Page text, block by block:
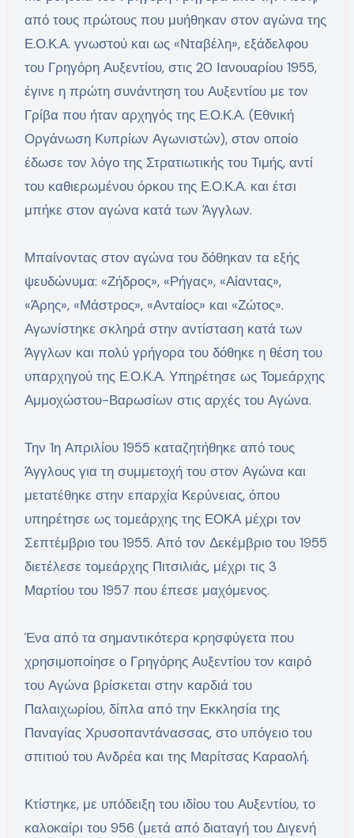
από τους πρώτους που μυήθηκαν στον αγώνα της
Ε.Ο.Κ.Α. γνωστού και ως «Νταβέλη», εξάδελφου
του Γρηγόρη Αυξεντίου, στις 20 Ιανουαρίου 1955,
έγινε η πρώτη συνάντηση του Αυξεντίου με τον
Γρίβα που ήταν αρχηγός της Ε.Ο.Κ.Α. (Εθνική
Οργάνωση Κυπρίων Αγωνιστών), στον οποίο
έδωσε τον λόγο της Στρατιωτικής του Τιμής, αντί
του καθιερωμένου όρκου της Ε.Ο.Κ.Α. και έτσι
μπήκε στον αγώνα κατά των Άγγλων.
Μπαίνοντας στον αγώνα του δόθηκαν τα εξής
ψευδώνυμα: «Ζήδρος», «Ρήγας», «Αίαντας»,
«Άρης», «Μάστρος», «Ανταίος» και «Ζώτος».
Αγωνίστηκε σκληρά στην αντίσταση κατά των
Άγγλων και πολύ γρήγορα του δόθηκε η θέση του
υπαρχηγού της Ε.Ο.Κ.Α. Υπηρέτησε ως Τομεάρχης
Αμμοχώστου-Βαρωσίων στις αρχές του Αγώνα.
Την 1η Απριλίου 1955 καταζητήθηκε από τους
Άγγλους για τη συμμετοχή του στον Αγώνα και
μετατέθηκε στην επαρχία Κερύνειας, όπου
υπηρέτησε ως τομεάρχης της ΕΟΚΑ μέχρι τον
Σεπτέμβριο του 1955. Από τον Δεκέμβριο του 1955
διετέλεσε τομεάρχης Πιτσιλιάς, μέχρι τις 3
Μαρτίου του 1957 που έπεσε μαχόμενος.
Ένα από τα σημαντικότερα κρησφύγετα που
χρησιμοποίησε ο Γρηγόρης Αυξεντίου τον καιρό
του Αγώνα βρίσκεται στην καρδιά του
Παλαιχωρίου, δίπλα από την Εκκλησία της
Παναγίας Χρυσοπαντάνασσας, στο υπόγειο του
σπιτιού του Ανδρέα και της Μαρίτσας Καραολή.
Κτίστηκε, με υπόδειξη του ιδίου του Αυξεντίου, το
καλοκαίρι του 956 (μετά από διαταγή του Διγενή